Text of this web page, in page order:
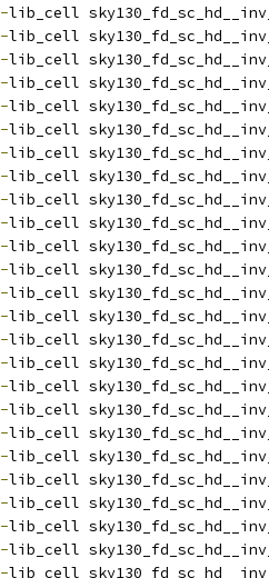
-lib_cell
-lib_cell
-lib_cell
-lib_cell
-lib_cell
-lib_cell
-lib_cell
-lib_cell
-lib_cell
-lib_cell
-lib_cell
-lib_cell
-lib_cell
-lib_cell
-lib_cell
-lib_cell
-lib_cell
-lib_cell
-lib_cell
-lib_cell
-lib_cell
-lib_cell
-lib_cell
-lib_cell
-lib_cell